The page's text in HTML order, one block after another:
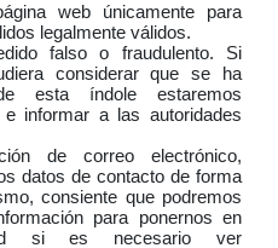
web únicamente para
legalmente válidos.
falso o fraudulento. Si
considerar que se ha
esta índole estaremos
informar a las autoridades
de correo electrónico,
datos de contacto de forma
consiente que podremos
para ponernos en
si es necesario ver